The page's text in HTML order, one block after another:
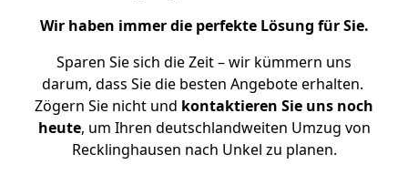
Wir haben immer die perfekte Lösung für Sie.
Sparen Sie sich die Zeit – wir kümmern uns
darum, dass Sie die besten Angebote erhalten.
Zögern Sie nicht und kontaktieren Sie uns noch
heute, um Ihren deutschlandweiten Umzug von
Recklinghausen nach Unkel zu planen.